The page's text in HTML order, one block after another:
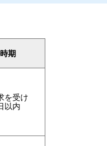
期
を受け
以内